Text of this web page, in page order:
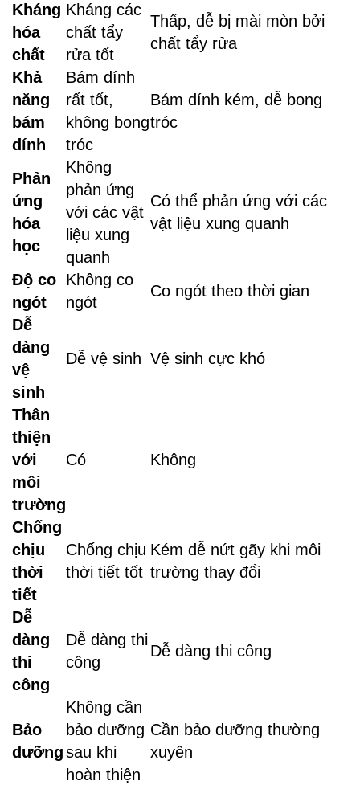
Kháng
hóa
chất
Kháng các
chất tẩy
rửa tốt
Thấp, dễ bị mài mòn bởi
chất tẩy rửa
Khả
năng
bám
dính
Bám dính
rất tốt,
không bong
tróc
Bám dính kém, dễ bong
tróc
Phản
ứng
hóa
học
Không
phản ứng
với các vật
liệu xung
quanh
Có thể phản ứng với các
vật liệu xung quanh
Độ co
ngót
Không co
ngót
Co ngót theo thời gian
Dễ
dàng
vệ
sinh
Dễ vệ sinh Vệ sinh cực khó
Thân
thiện
với
môi
trường
Có Không
Chống
chịu
thời
tiết
Chống chịu
thời tiết tốt
Kém dễ nứt gãy khi môi
trường thay đổi
Dễ
dàng
thi
công
Dễ dàng thi
công
Dễ dàng thi công
Bảo
dưỡng
Không cần
bảo dưỡng
sau khi
hoàn thiện
Cần bảo dưỡng thường
xuyên